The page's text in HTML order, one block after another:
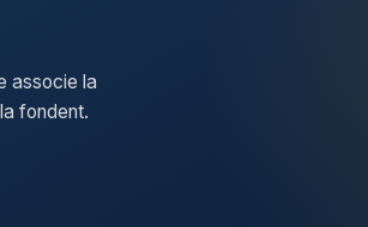
associe la
fondent.